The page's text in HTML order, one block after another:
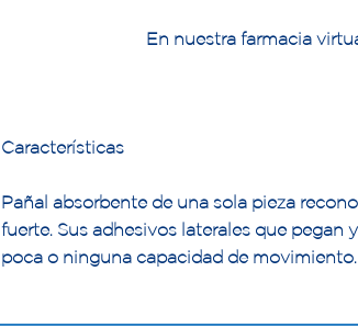
En nuestra farmacia
Características
Pañal absorbente de una sola pieza
fuerte. Sus adhesivos laterales que
poca o ninguna capacidad de movimiento.